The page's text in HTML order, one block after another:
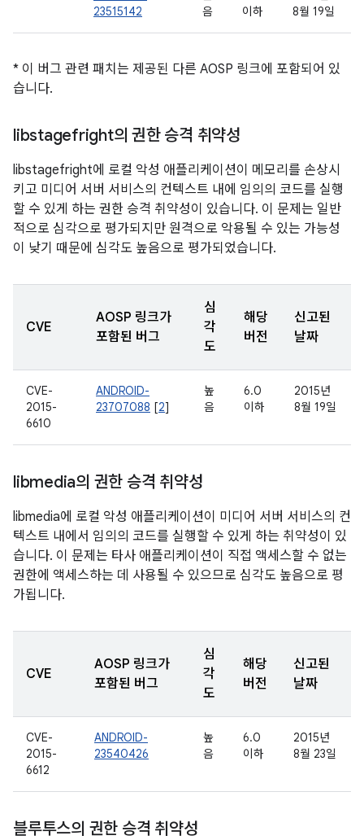
23515142
음
이하
8월 19일
* 이 버그 관련 패치는 제공된 다른 AOSP 링크에 포함되어 있
습니다.
libstagefright의 권한 승격 취약성
libstagefright에 로컬 악성 애플리케이션이 메모리를 손상시
키고 미디어 서버 서비스의 컨텍스트 내에 임의의 코드를 실행
할 수 있게 하는 권한 승격 취약성이 있습니다. 이 문제는 일반
적으로 심각으로 평가되지만 원격으로 악용될 수 있는 가능성
이 낮기 때문에 심각도 높음으로 평가되었습니다.
CVE
AOSP 링크가
포함된 버그
심
각
도
해당
버전
신고된
날짜
CVE-
2015-
6610
ANDROID-
23707088 [2]
높
음
6.0
이하
2015년
8월 19일
libmedia의 권한 승격 취약성
libmedia에 로컬 악성 애플리케이션이 미디어 서버 서비스의 컨
텍스트 내에서 임의의 코드를 실행할 수 있게 하는 취약성이 있
습니다. 이 문제는 타사 애플리케이션이 직접 액세스할 수 없는
권한에 액세스하는 데 사용될 수 있으므로 심각도 높음으로 평
가됩니다.
CVE
AOSP 링크가
포함된 버그
심
각
도
해당
버전
신고된
날짜
CVE-
2015-
6612
ANDROID-
23540426
높
음
6.0
이하
2015년
8월 23일
블루투스의 권한 승격 취약성